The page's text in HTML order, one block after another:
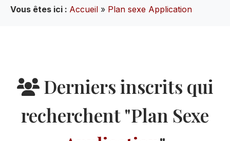
Vous êtes ici : Accueil » Plan sexe Application
Derniers inscrits qui
recherchent "Plan Sexe